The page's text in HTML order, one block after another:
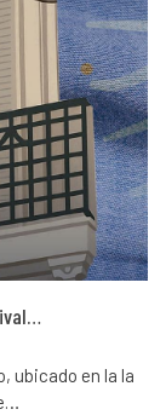
ubicado en la la